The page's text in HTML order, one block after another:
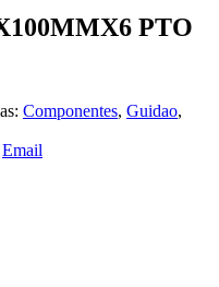
PTO
Componentes, Guidao,
Email